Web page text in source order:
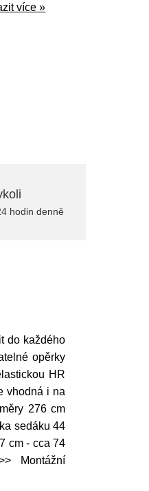
více »
hodin denně
do každého
opěrky
HR
vhodná i na
276 cm
sedáku 44
cm - cca 74
Montážní